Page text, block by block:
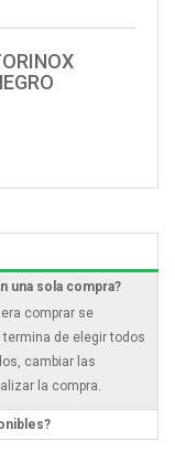
una sola compra?
comprar se
termina de elegir todos
cambiar las
la compra.